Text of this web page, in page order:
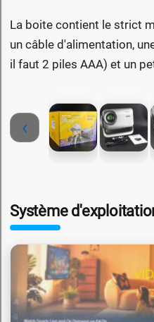
La boite contient le strict
un câble d'alimentation,
il faut 2 piles AAA) et un
‹
Système